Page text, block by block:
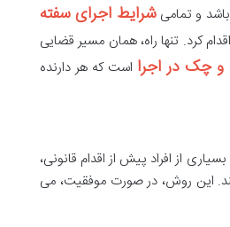
باشد و تمامیشرایط اجرای سفته
کرد. تنها راه، همان مسیر قضایی
و چک در اجرا است که هر دارنده
از افراد پیش از اقدام قانونی،
این روش، در صورت موفقیت، می